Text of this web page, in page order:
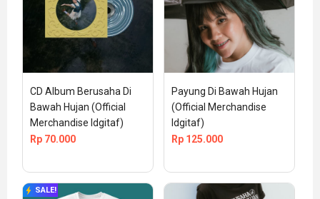
CD Album Berusaha Di
Bawah Hujan (Official
Merchandise Idgitaf)
Rp 70.000
Payung Di Bawah Hujan
(Official Merchandise
Idgitaf)
Rp 125.000
SALE!